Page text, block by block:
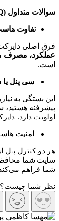
سوالات متداول (FAQ)
تفاوت
فرق اصلی
عملکرد، مصرف
است.
سی پنل یا
این بستگی به
پیشرفته‌ هستید،
اولویت دارد،
امنیت
هر دو کنترل پنل
سایت شما
شما فراهم
نظر شما چیست؟